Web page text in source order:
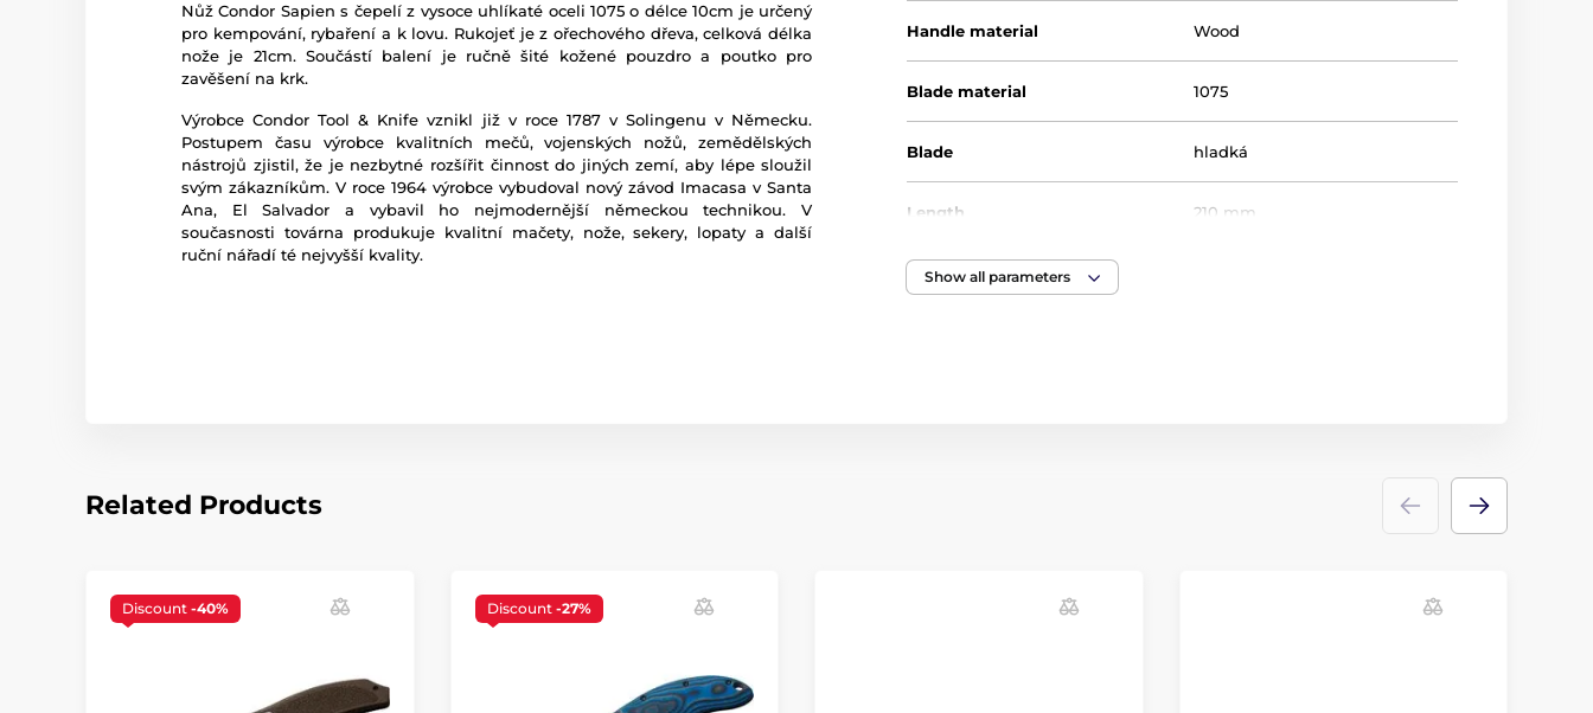
Nůž Condor Sapien s čepelí z vysoce uhlíkaté oceli 1075 o délce 10cm je určený
pro kempování, rybaření a k lovu. Rukojeť je z ořechového dřeva, celková délka
nože je 21cm. Součástí balení je ručně šité kožené pouzdro a poutko pro
zavěšení na krk.
Výrobce Condor Tool & Knife vznikl již v roce 1787 v Solingenu v Německu.
Postupem času výrobce kvalitních mečů, vojenských nožů, zemědělských
nástrojů zjistil, že je nezbytné rozšířit činnost do jiných zemí, aby lépe sloužil
svým zákazníkům. V roce 1964 výrobce vybudoval nový závod Imacasa v Santa
Ana, El Salvador a vybavil ho nejmodernější německou technikou. V
současnosti továrna produkuje kvalitní mačety, nože, sekery, lopaty a další
ruční nářadí té nejvyšší kvality.
Handle material Wood
Blade material 1075
Blade hladká
Length 210 mm
Weight
Show all parameters
Related Products
Discount -40% Discount -27%